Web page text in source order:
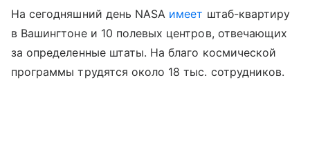
На сегодняшний день NASA имеет штаб-квартиру
в Вашингтоне и 10 полевых центров, отвечающих
за определенные штаты. На благо космической
программы трудятся около 18 тыс. сотрудников.